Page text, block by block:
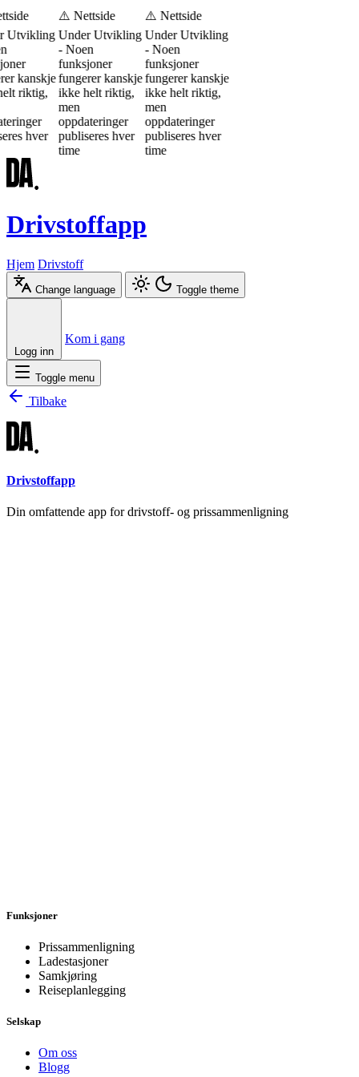
Utvikling
kanskje
riktig,
hver
⚠️ Nettside
Under Utvikling
- Noen
funksjoner
fungerer kanskje
ikke helt riktig,
men
oppdateringer
publiseres hver
time
⚠️ Nettside
Under Utvikling
- Noen
funksjoner
fungerer kanskje
ikke helt riktig,
men
oppdateringer
publiseres hver
time
Drivstoffapp
Hjem Drivstoff
Change language Toggle theme
Logg inn
Kom i gang
Toggle menu
Tilbake
Drivstoffapp
Din omfattende app for drivstoff- og prissammenligning
Funksjoner
Prissammenligning
Ladestasjoner
Samkjøring
Reiseplanlegging
Selskap
Om oss
Blogg